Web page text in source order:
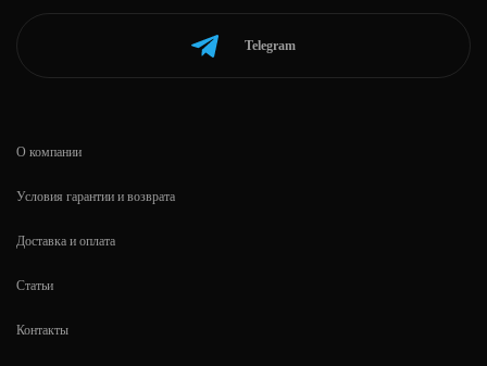
Telegram
О компании
Условия гарантии и возврата
Доставка и оплата
Статьи
Контакты